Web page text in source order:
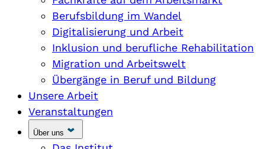
Berufsbildung im Wandel
Digitalisierung und Arbeit
Inklusion und berufliche Rehabilitation
Migration und Arbeitswelt
Übergänge in Beruf und Bildung
Unsere Arbeit
Veranstaltungen
Über uns